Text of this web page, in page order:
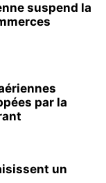
suspend la
par la
un